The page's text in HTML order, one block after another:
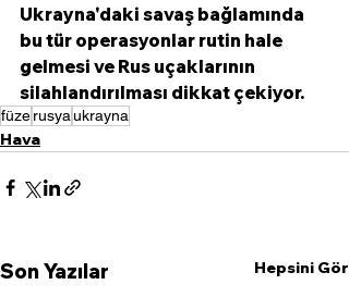
Ukrayna'daki savaş bağlamında
bu tür operasyonlar rutin hale
gelmesi ve Rus uçaklarının
silahlandırılması dikkat çekiyor.
füzerusya ukrayna
Hava
Son Yazılar Hepsini Gör